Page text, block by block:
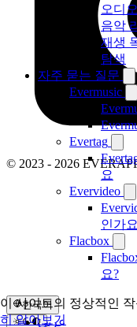
오디
음악
재생
탐색
자주 묻는 질문
Evermusic
Evertag
요
Evervideo
인가
Flacbox
요?
한국어
عربي
이 사이트의 정상적인
히 알아보기
© 2023 - 2026